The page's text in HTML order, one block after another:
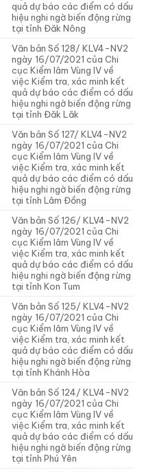
quả dự báo các điểm có dấu
hiệu nghi ngờ biến động rừng
tại tỉnh Đăk Nông
Văn bản Số 128/ KLV4-NV2
ngày 16/07/2021 của Chi
cục Kiểm lâm Vùng IV về
việc Kiểm tra, xác minh kết
quả dự báo các điểm có dấu
hiệu nghi ngờ biến động rừng
tại tỉnh Đăk Lăk
Văn bản Số 127/ KLV4-NV2
ngày 16/07/2021 của Chi
cục Kiểm lâm Vùng IV về
việc Kiểm tra, xác minh kết
quả dự báo các điểm có dấu
hiệu nghi ngờ biến động rừng
tại tỉnh Lâm Đồng
Văn bản Số 126/ KLV4-NV2
ngày 16/07/2021 của Chi
cục Kiểm lâm Vùng IV về
việc Kiểm tra, xác minh kết
quả dự báo các điểm có dấu
hiệu nghi ngờ biến động rừng
tại tỉnh Kon Tum
Văn bản Số 125/ KLV4-NV2
ngày 16/07/2021 của Chi
cục Kiểm lâm Vùng IV về
việc Kiểm tra, xác minh kết
quả dự báo các điểm có dấu
hiệu nghi ngờ biến động rừng
tại tỉnh Khánh Hòa
Văn bản Số 124/ KLV4-NV2
ngày 16/07/2021 của Chi
cục Kiểm lâm Vùng IV về
việc Kiểm tra, xác minh kết
quả dự báo các điểm có dấu
hiệu nghi ngờ biến động rừng
tại tỉnh Phú Yên